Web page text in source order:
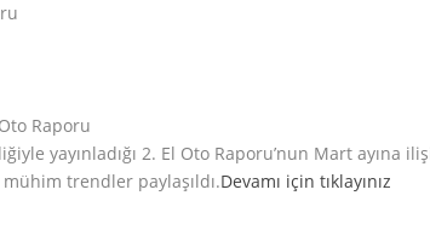
yayınladığı 2. El Oto Raporu’nun Mart ayına
trendler paylaşıldı.Devamı için tıklayınız